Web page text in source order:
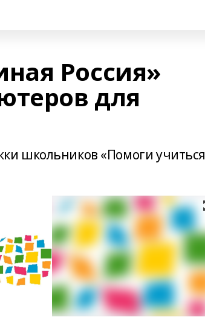
Россия»
для
школьников «Помоги учиться